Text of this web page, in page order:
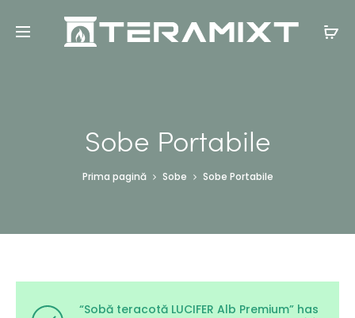
Sobe Portabile
Prima pagină Sobe Sobe Portabile
“Sobă teracotă LUCIFER Alb Premium” has